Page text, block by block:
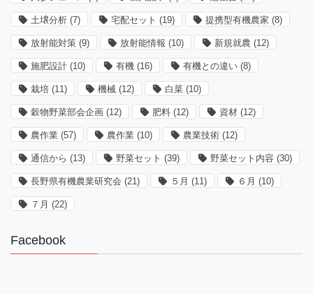
土壌分析 (7) 宅配セット (19) 提携型有機農家 (8)
放射能対策 (9) 放射能情報 (10) 新規就農 (12)
施肥設計 (10) 有機 (16) 有機との違い (8)
栽培 (11) 機械 (12) 白菜 (10)
穀物野菜部会企画 (12) 肥料 (12) 資材 (12)
農作業 (57) 農作業 (10) 農業技術 (12)
通信から (13) 野菜セット (39) 野菜セット内容 (30)
長野県有機農業研究会 (21) ５月 (11) ６月 (10)
７月 (22)
Facebook